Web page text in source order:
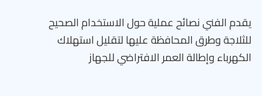
يقدم الفني نصائح عملية حول الاستخدام الصحيح
للثلاجة وطرق المحافظة عليها لتقليل استهلاك
الكهرباء وإطالة العمر الافتراضي للجهاز